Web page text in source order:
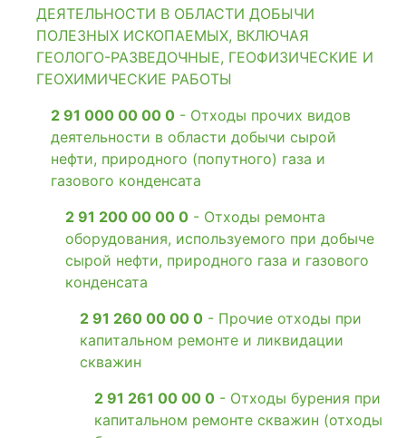
ДЕЯТЕЛЬНОСТИ В ОБЛАСТИ ДОБЫЧИ
ПОЛЕЗНЫХ ИСКОПАЕМЫХ, ВКЛЮЧАЯ
ГЕОЛОГО-РАЗВЕДОЧНЫЕ, ГЕОФИЗИЧЕСКИЕ И
ГЕОХИМИЧЕСКИЕ РАБОТЫ
2 91 000 00 00 0 - Отходы прочих видов
деятельности в области добычи сырой
нефти, природного (попутного) газа и
газового конденсата
2 91 200 00 00 0 - Отходы ремонта
оборудования, используемого при добыче
сырой нефти, природного газа и газового
конденсата
2 91 260 00 00 0 - Прочие отходы при
капитальном ремонте и ликвидации
скважин
2 91 261 00 00 0 - Отходы бурения при
капитальном ремонте скважин (отходы